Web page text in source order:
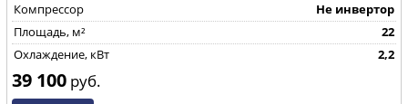
Компрессор
Не инвертор
Площадь, м²
22
Охлаждение, кВт
2,2
39 100 руб.